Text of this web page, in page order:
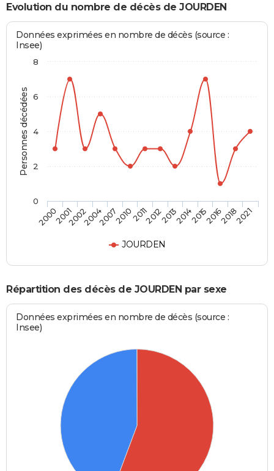
Evolution du nombre de décès de JOURDEN
Personnes décédées
Données exprimées en nombre de décès (source :
Insee)
JOURDEN
20002001200220042007201020112012201320142015201620182021
0
2
4
6
8
Répartition des décès de JOURDEN par sexe
Données exprimées en nombre de décès (source :
Insee)